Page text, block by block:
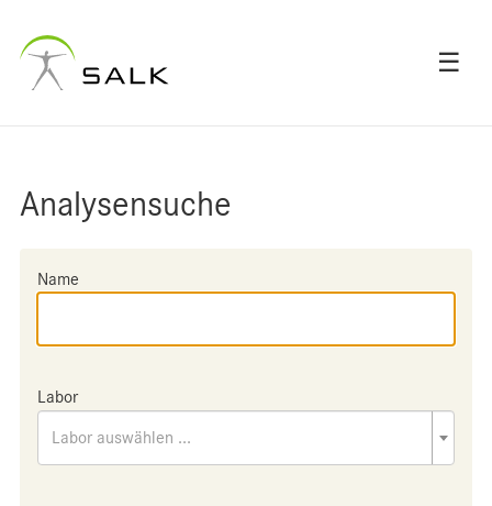
☰
Analysensuche
Name
Labor
Labor auswählen ...